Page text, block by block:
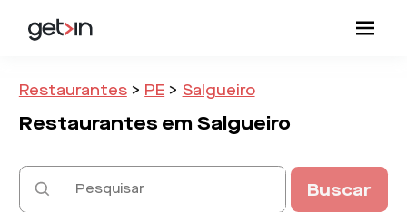
Restaurantes > PE > Salgueiro
Restaurantes emSalgueiro
Buscar